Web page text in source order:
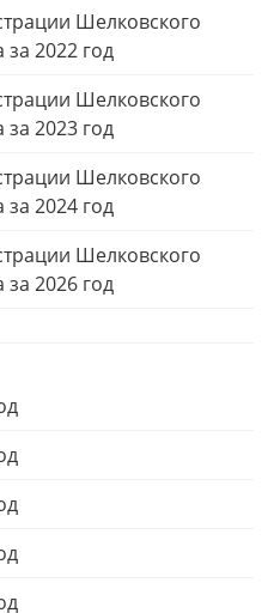
Шелковского
2022 год
Шелковского
2023 год
Шелковского
2024 год
Шелковского
2026 год